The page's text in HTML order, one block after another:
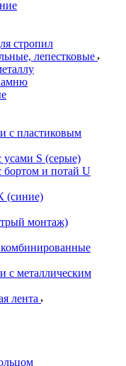
стропил
лепестковые
с пластиковым
S (серые)
и потай U
(синие)
монтаж)
с металлическим
лента